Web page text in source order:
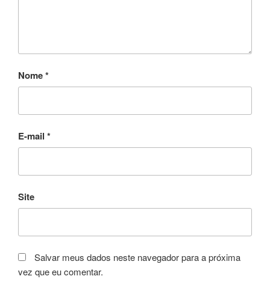
Nome*
E-mail *
Site
Salvar meus dados neste navegador para a próxima
vez que eu comentar.